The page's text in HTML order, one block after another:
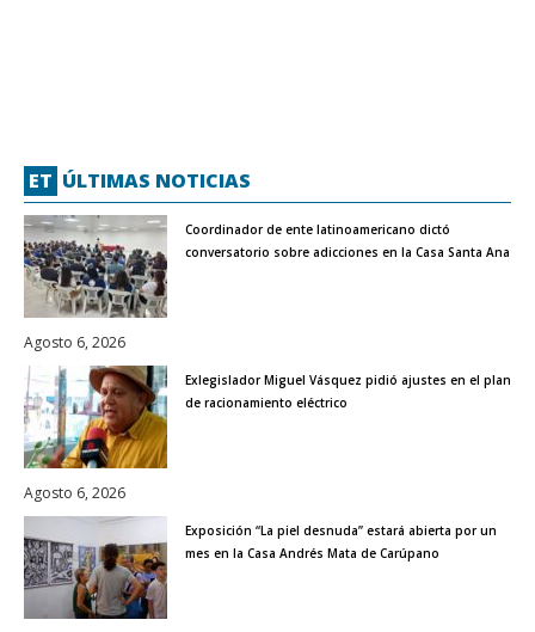
ET ÚLTIMAS NOTICIAS
Coordinador de ente latinoamericano dictó
conversatorio sobre adicciones en la Casa Santa Ana
Agosto 6, 2026
Exlegislador Miguel Vásquez pidió ajustes en el plan
de racionamiento eléctrico
Agosto 6, 2026
Exposición “La piel desnuda” estará abierta por un
mes en la Casa Andrés Mata de Carúpano